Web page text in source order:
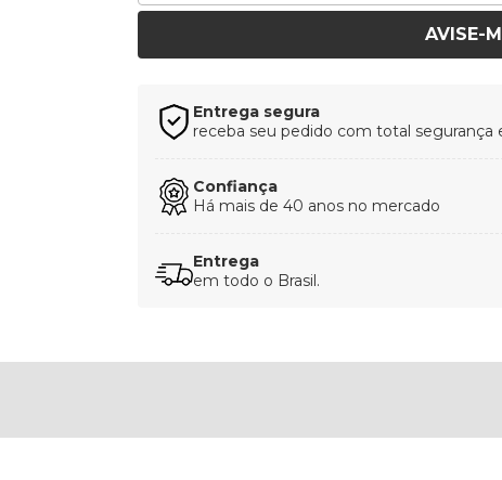
AVISE-
Entrega segura
receba seu pedido com total segurança
Confiança
Há mais de 40 anos no mercado
Entrega
em todo o Brasil.